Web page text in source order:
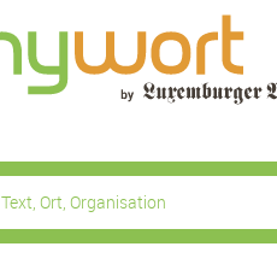
Text, Ort, Organisation